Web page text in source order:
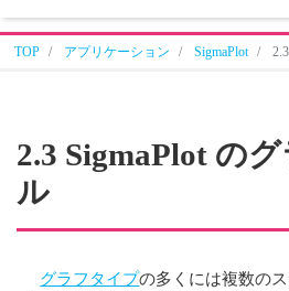
TOP アプリケーション SigmaPlot
2.3 SigmaPlot の
ル
グラフタイプの多くには複数の